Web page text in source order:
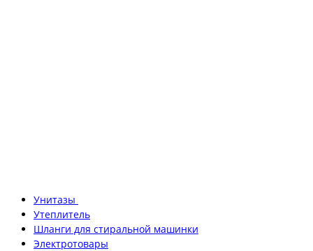
Унитазы
Утеплитель
Шланги для стиральной машинки
Электротовары